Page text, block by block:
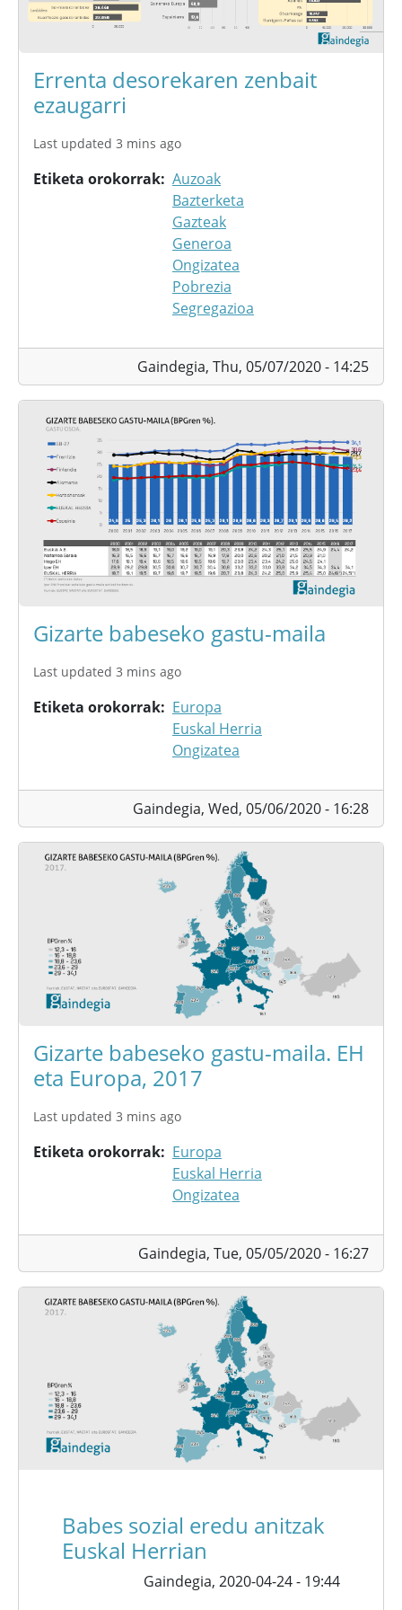
Errenta desorekaren zenbait
ezaugarri
Last updated 3 mins ago
Etiketa orokorrak Auzoak
Bazterketa
Gazteak
Generoa
Ongizatea
Pobrezia
Segregazioa
Gaindegia, Thu, 05/07/2020 - 14:25
Gizarte babeseko gastu-maila
Last updated 3 mins ago
Etiketa orokorrak
Europa
Euskal Herria
Ongizatea
Gaindegia, Wed, 05/06/2020 - 16:28
Gizarte babeseko gastu-maila. EH
eta Europa, 2017
Last updated 3 mins ago
Etiketa orokorrak
Europa
Euskal Herria
Ongizatea
Gaindegia, Tue, 05/05/2020 - 16:27
Babes sozial eredu anitzak
Euskal Herrian
Gaindegia, 2020-04-24 - 19:44